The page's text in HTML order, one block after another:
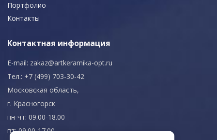
Портфолио
Контакты
Контактная информация
E-mail: zakaz@artkeramika-opt.ru
Тел.: +7 (499) 703-30-42
Московская область,
г. Красногорск
пн-чт: 09.00-18.00
пт: 09.00-17.00